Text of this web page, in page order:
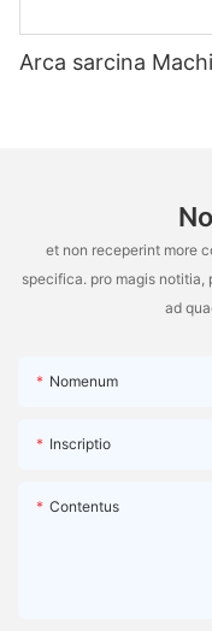
Arca sarcina
et non receperint more
specifica. pro magis
ad
Nomenum
Inscriptio
Contentus